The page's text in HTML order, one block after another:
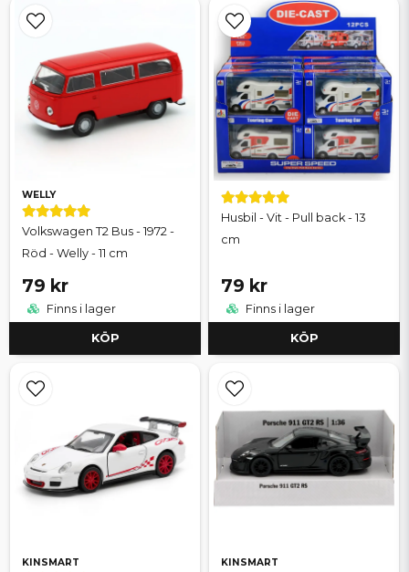
WELLY
Volkswagen T2 Bus - 1972 -
Röd - Welly - 11 cm
79 kr
Finns i lager
KÖP
Husbil - Vit - Pull back - 13
cm
79 kr
Finns i lager
KÖP
KINSMART KINSMART